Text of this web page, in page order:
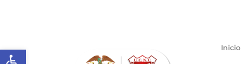
Abrir barra de herramientas Inicio